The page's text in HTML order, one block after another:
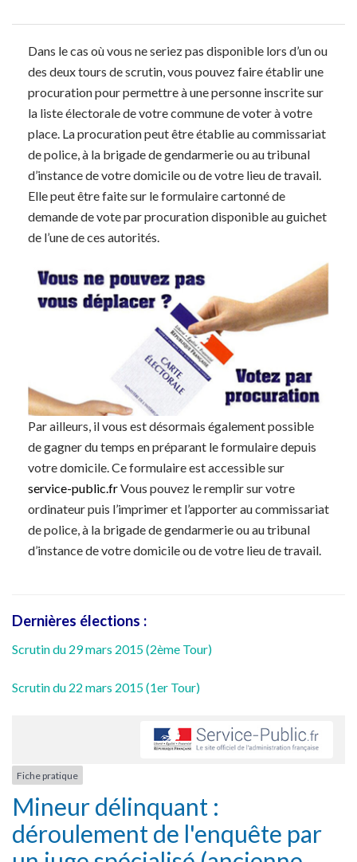
Dans le cas où vous ne seriez pas disponible lors d’un ou
des deux tours de scrutin, vous pouvez faire établir une
procuration pour permettre à une personne inscrite sur
la liste électorale de votre commune de voter à votre
place. La procuration peut être établie au commissariat
de police, à la brigade de gendarmerie ou au tribunal
d’instance de votre domicile ou de votre lieu de travail.
Elle peut être faite sur le formulaire cartonné de
demande de vote par procuration disponible au guichet
de l’une de ces autorités.
Par ailleurs, il vous est désormais également possible
de gagner du temps en préparant le formulaire depuis
votre domicile. Ce formulaire est accessible sur
service-public.frVous pouvez le remplir sur votre
ordinateur puis l’imprimer et l’apporter au commissariat
de police, à la brigade de gendarmerie ou au tribunal
d’instance de votre domicile ou de votre lieu de travail.
Dernières élections :
Scrutin du 29 mars 2015 (2ème Tour)
Scrutin du 22 mars 2015 (1er Tour)
Fiche pratique
Mineur délinquant :
déroulement de l'enquête par